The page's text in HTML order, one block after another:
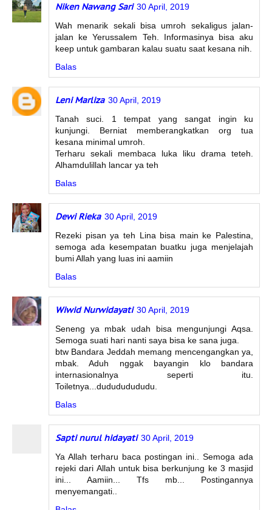
Niken Nawang Sari 30 April, 2019
Wah menarik sekali bisa umroh sekaligus jalan-
jalan ke Yerussalem Teh. Informasinya bisa aku
keep untuk gambaran kalau suatu saat kesana nih.
Balas
Leni Marliza 30 April, 2019
Tanah suci. 1 tempat yang sangat ingin ku
kunjungi. Berniat memberangkatkan org tua
kesana minimal umroh.
Terharu sekali membaca luka liku drama teteh.
Alhamdulillah lancar ya teh
Balas
Dewi Rieka 30 April, 2019
Rezeki pisan ya teh Lina bisa main ke Palestina,
semoga ada kesempatan buatku juga menjelajah
bumi Allah yang luas ini aamiin
Balas
Wiwid Nurwidayati 30 April, 2019
Seneng ya mbak udah bisa mengunjungi Aqsa.
Semoga suati hari nanti saya bisa ke sana juga.
btw Bandara Jeddah memang mencengangkan ya,
mbak. Aduh nggak bayangin klo bandara
internasionalnya seperti itu.
Toiletnya...dudududududu.
Balas
Sapti nurul hidayati 30 April, 2019
Ya Allah terharu baca postingan ini.. Semoga ada
rejeki dari Allah untuk bisa berkunjung ke 3 masjid
ini... Aamiin... Tfs mb... Postingannya
menyemangati..